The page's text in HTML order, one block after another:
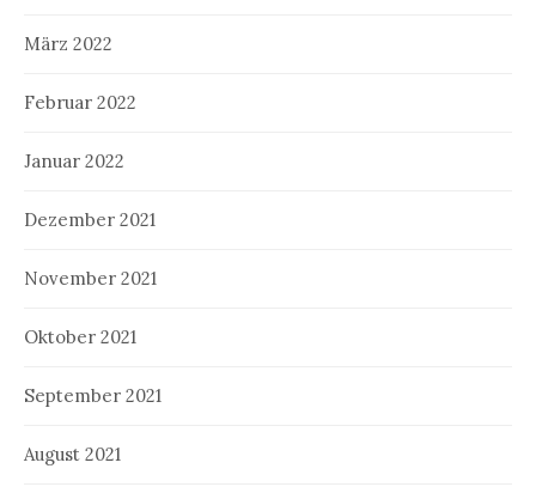
März 2022
Februar 2022
Januar 2022
Dezember 2021
November 2021
Oktober 2021
September 2021
August 2021